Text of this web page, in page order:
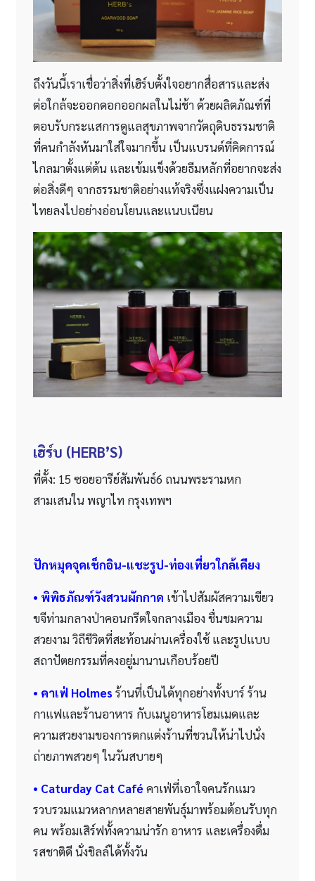
ถึงวันนี้เราเชื่อว่าสิ่งที่เฮิร์บตั้งใจอยากสื่อสารและส่ง
ต่อใกล้จะออกดอกออกผลในไม่ช้า ด้วยผลิตภัณฑ์ที่
ตอบรับกระแสการดูแลสุขภาพจากวัตถุดิบธรรมชาติ
ที่คนกำลังหันมาใส่ใจมากขึ้น เป็นแบรนด์ที่คิดการณ์
ไกลมาตั้งแต่ต้น และเข้มแข็งด้วยธีมหลักที่อยากจะส่ง
ต่อสิ่งดีๆ จากธรรมชาติอย่างแท้จริงซึ่งแฝงความเป็น
ไทยลงไปอย่างอ่อนโยนและแนบเนียน
เฮิร์บ (HERB’S)
ที่ตั้ง: 15 ซอยอารีย์สัมพันธ์6 ถนนพระรามหก
สามเสนใน พญาไท กรุงเทพฯ
ปักหมุดจุดเช็กอิน-แชะรูป-ท่องเที่ยวใกล้เคียง
• พิพิธภัณฑ์วังสวนผักกาด เข้าไปสัมผัสความเขียว
ขจีท่ามกลางป่าคอนกรีตใจกลางเมือง ชื่นชมความ
สวยงาม วิถีชีวิตที่สะท้อนผ่านเครื่องใช้ และรูปแบบ
สถาปัตยกรรมที่คงอยู่มานานเกือบร้อยปี
• คาเฟ่ Holmesร้านที่เป็นได้ทุกอย่างทั้งบาร์ ร้าน
กาแฟและร้านอาหาร กับเมนูอาหารโฮมเมดและ
ความสวยงามของการตกแต่งร้านที่ชวนให้น่าไปนั่ง
ถ่ายภาพสวยๆ ในวันสบายๆ
• Caturday Cat Caféคาเฟ่ที่เอาใจคนรักแมว
รวบรวมแมวหลากหลายสายพันธุ์มาพร้อมต้อนรับทุก
คน พร้อมเสิร์ฟทั้งความน่ารัก อาหาร และเครื่องดื่ม
รสชาติดี นั่งชิลล์ได้ทั้งวัน